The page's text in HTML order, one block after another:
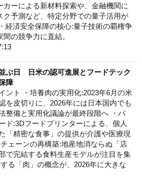
カーによる新材料探索や、金融機関に
ク予測など、特定分野での量子活用が
経済安全保障の核心:量子技術の覇権争
間の競争力に直結。
ぶ日 日米の認可進展とフードテック
障
ント ・培養肉の実用化:2023年6月の米
を皮切りに、2026年には日本国内でも
整備と実用化議論が最終段階へ ・パ
ド:3Dフードプリンターによる、個人
「精密な食事」の提供が介護や医療現
ェーンの再構築:地産地消ならぬ「店
で完結する食料生産モデルが注目を集
「肉」の概念が、2026年に大きな